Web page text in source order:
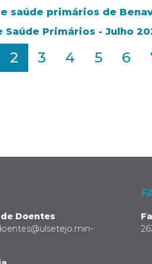
saúde primários de
Primários - Julho
2 3 4 5 6
Doentes